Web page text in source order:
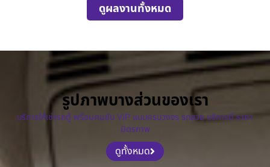
ดูผลงานทั้งหมด
รูปภาพบางส่วนของเรา
บริการให้เช่ารถตู้ พร้อมคนขับ VIP แบบครบวงจร รถสวย บริการดี ราคา
มิตรภาพ
ดูทั้งหมด